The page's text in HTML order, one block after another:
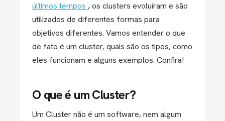
últimos tempos , os clusters evoluíram e são
utilizados de diferentes formas para
objetivos diferentes. Vamos entender o que
de fato é um cluster, quais são os tipos, como
eles funcionam e alguns exemplos. Confira!
O que é um Cluster?
Um Cluster não é um software, nem algum